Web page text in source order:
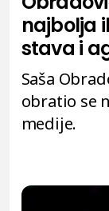
najbolja
stava i
Saša
obratio se
medije.